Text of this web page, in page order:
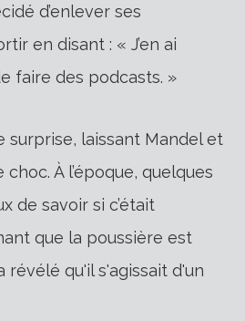
d’enlever ses
en disant : « J’en ai
faire des podcasts. »
surprise, laissant Mandel et
À l’époque, quelques
de savoir si c’était
que la poussière est
révélé qu'il s'agissait d'un